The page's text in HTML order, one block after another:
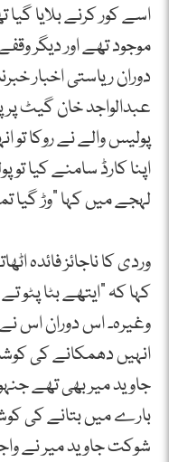
اسے کور کرنے بلایا
موجود تھے اور دیگر
دوران ریاستی اخبار
عبدالواجد خان گیٹ
پولیس والے نے روکا تو
اپنا کارڈ سامنے کیا
لہجے میں کہا ”وڑ گیا
وردی کا ناجائز فائدہ
کہا کہ ”ایتھے بٹا
وغیرہ۔ اس دوران اس نے
انہیں دھمکانے کی
جاوید میر بھی تھے
بارے میں بتانے کی
شوکت جاوید میر نے